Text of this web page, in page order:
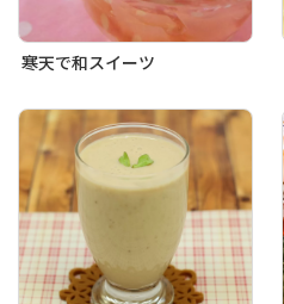
寒天で和スイーツ